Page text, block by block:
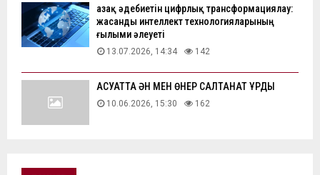
Қазақ әдебиетін цифрлық трансформациялау:
жасанды интеллект технологияларының
ғылыми әлеуеті
13.07.2026, 14:34 142
АҚСУАТТА ӘН МЕН ӨНЕР САЛТАНАТ ҚҰРДЫ
10.06.2026, 15:30 162